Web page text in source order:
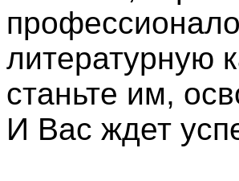
литературную
станьте им,
И Вас ждет